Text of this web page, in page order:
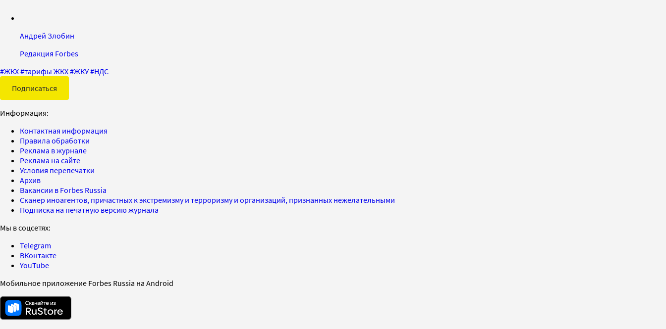
Андрей Злобин
Редакция Forbes
#ЖКХ#тарифы ЖКХ#ЖКУ#НДС
Подписаться
Информация:
Контактная информация
Правила обработки
Реклама в журнале
Реклама на сайте
Условия перепечатки
Архив
Вакансии в Forbes Russia
Сканер иноагентов, причастных к экстремизму и терроризму и организаций, признанных нежелательными
Подписка на печатную версию журнала
Мы в соцсетях:
Telegram
ВКонтакте
YouTube
Мобильное приложение Forbes Russia на Android